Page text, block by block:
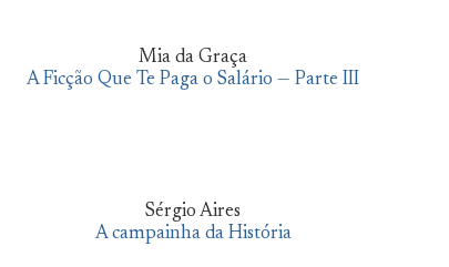
Mia da Graça
A Ficção Que Te Paga o Salário — Parte III
Sérgio Aires
A campainha da História